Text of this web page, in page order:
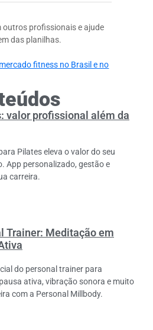
outros profissionais e ajude
das planilhas.
fitness no Brasil e no
valor profissional além da
Pilates eleva o valor do seu
App personalizado, gestão e
carreira.
Trainer: Meditação em
do personal trainer para
ativa, vibração sonora e muito
com a Personal Millbody.